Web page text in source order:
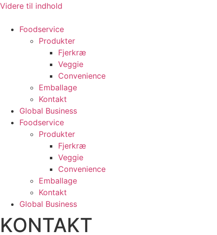
Videre til indhold
Foodservice
Produkter
Fjerkræ
Veggie
Convenience
Emballage
Kontakt
Global Business
Foodservice
Produkter
Fjerkræ
Veggie
Convenience
Emballage
Kontakt
Global Business
KONTAKT